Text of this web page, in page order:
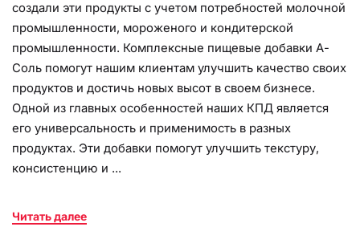
создали эти продукты с учетом потребностей молочной
промышленности, мороженого и кондитерской
промышленности. Комплексные пищевые добавки А-
Соль помогут нашим клиентам улучшить качество своих
продуктов и достичь новых высот в своем бизнесе.
Одной из главных особенностей наших КПД является
его универсальность и применимость в разных
продуктах. Эти добавки помогут улучшить текстуру,
консистенцию и ...
Читать далее